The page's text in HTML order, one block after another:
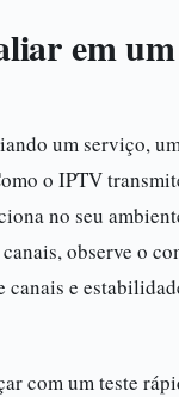
em
um serviço,
o IPTV
no seu
observe o
canais e
com um teste